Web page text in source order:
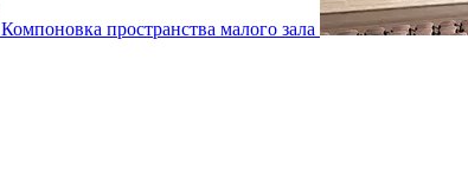
Компоновка пространства малого зала